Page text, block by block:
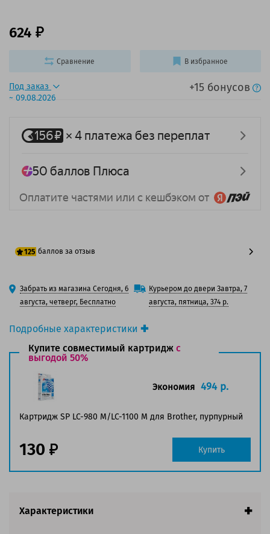
Подробные характеристики
Производитель принтера:Brother
Производитель:Brother
Вид товара:
Оригинальность:
Оригинальный
Пурпурный
Ресурс:325 страниц формата А4 при 5%
Страна:
Китай
Под заказ
~ 09.08.2026
+15 бонусов
624
125 баллов за отзыв
100 баллов
125 баллов
Забрать из магазина Сегодня, 6
августа, четверг, Бесплатно
Курьером до двери Завтра, 7
августа, пятница, 374 р.
Сравнение В избранное
Купите совместимый картридж с
выгодой 50%
Картридж SP LC-980 M/LC-1100 M для Brother, пурпурный
Экономия 494 р.
130 Купить
Характеристики